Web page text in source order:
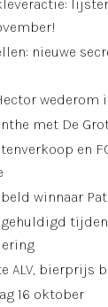
nieuwe
wederom
met De
en
winnaar
ALV, bierprijs
16 oktober